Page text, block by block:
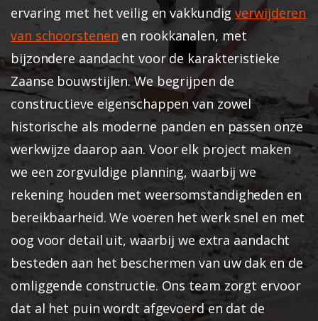
ervaring met het veilig en vakkundigverwijderen
van schoorstenen en rookkanalen, met
bijzondere aandacht voor de karakteristieke
Zaanse bouwstijlen. We begrijpen de
constructieve eigenschappen van zowel
historische als moderne panden en passen onze
werkwijze daarop aan. Voor elk project maken
we een zorgvuldige planning, waarbij we
rekening houden met weersomstandigheden en
bereikbaarheid. We voeren het werk snel en met
oog voor detail uit, waarbij we extra aandacht
besteden aan het beschermen van uw dak en de
omliggende constructie. Ons team zorgt ervoor
dat al het puin wordt afgevoerd en dat de